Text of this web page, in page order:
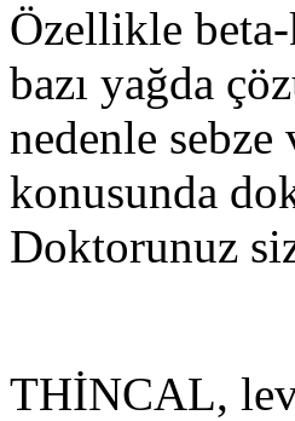
Özellikle
bazı yağda
nedenle
konusunda
Doktorunuz
THİNCAL,